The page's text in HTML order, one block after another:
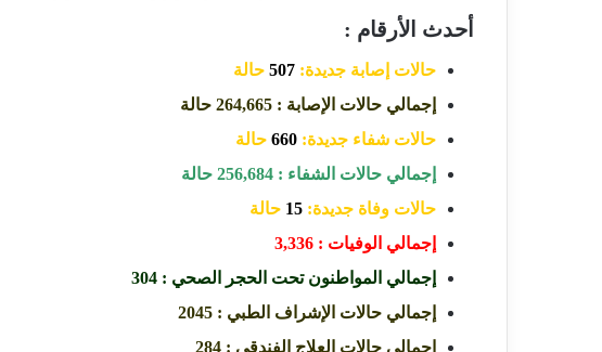
أحدث الأرقام :
حالات إصابة جديدة: 507 حالة
إجمالي حالات الإصابة : 264,665 حالة
حالات شفاء جديدة: 660 حالة
إجمالي حالات الشفاء : 256,684 حالة
حالات وفاة جديدة: 15 حالة
إجمالي الوفيات : 3,336
إجمالي المواطنون تحت الحجر الصحي : 304
إجمالي حالات الإشراف الطبي : 2045
إجمالي حالات العلاج الفندقي : 284